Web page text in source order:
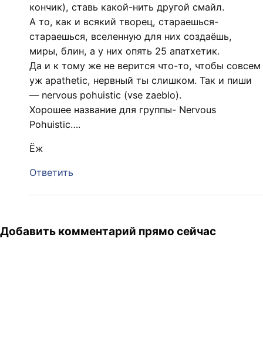
кончик), ставь какой-нить другой смайл.
А то, как и всякий творец, стараешься-
стараешься, вселенную для них создаёшь,
миры, блин, а у них опять 25 апатхетик.
Да и к тому же не верится что-то, чтобы совсем
уж apathetic, нервный ты слишком. Так и пиши
— nervous pohuistic (vse zaeblo).
Хорошее название для группы- Nervous
Pohuistic….
Ёж
Ответить
Добавить комментарий прямо сейчас